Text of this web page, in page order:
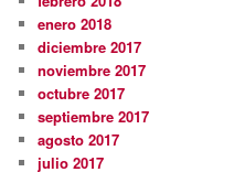
enero 2018
diciembre 2017
noviembre 2017
octubre 2017
septiembre 2017
agosto 2017
julio 2017